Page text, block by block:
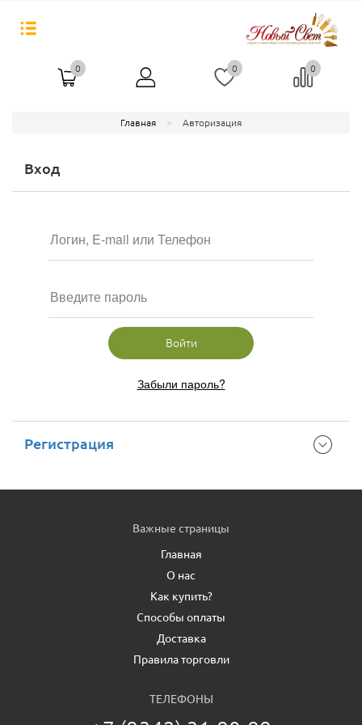
0 0 0
Главная Авторизация
Вход
Войти
Забыли пароль?
Регистрация
Важные страницы
Главная
О нас
Как купить?
Способы оплаты
Доставка
Правила торговли
ТЕЛЕФОНЫ